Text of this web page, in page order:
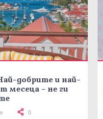
добрите и най-
месеца – не ги
0